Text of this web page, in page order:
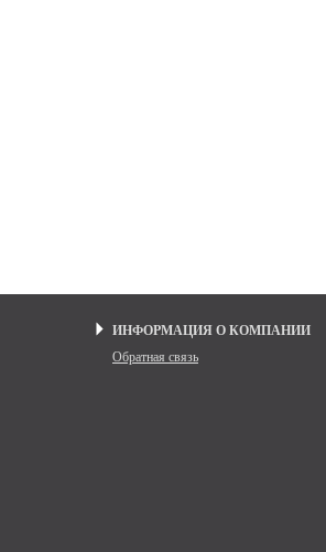
ИНФОРМАЦИЯ О КОМПАНИИ
Обратная связь